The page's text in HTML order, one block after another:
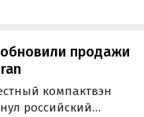
продажи
компактвэн
российский